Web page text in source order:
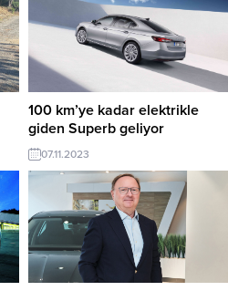
100 km’ye kadar elektrikle
giden Superb geliyor
07.11.2023